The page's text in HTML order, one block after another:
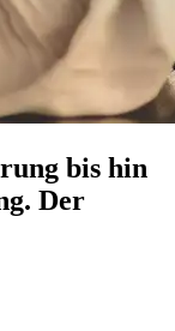
bis hin
Der